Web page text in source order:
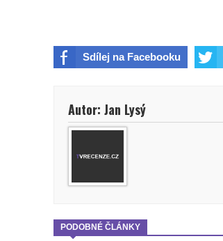
Sdílej na Facebooku
Autor: Jan Lysý
PODOBNÉ ČLÁNKY